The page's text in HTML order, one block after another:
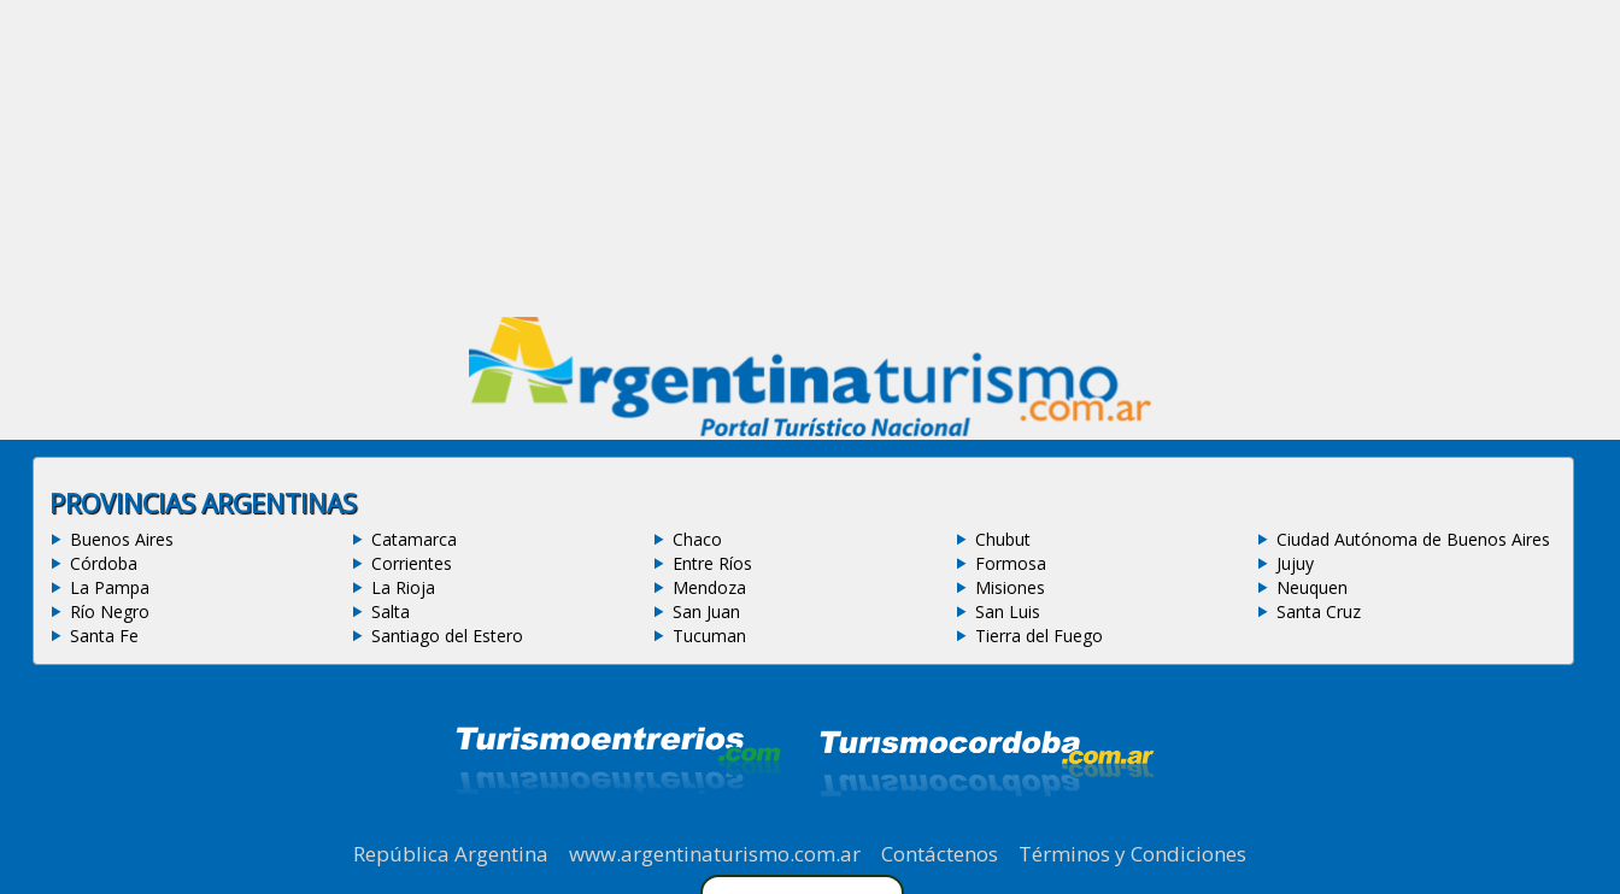
PROVINCIAS ARGENTINAS
Buenos Aires Catamarca Chaco Chubut
Ciudad Autónoma de Buenos Aires
Córdoba
Corrientes Entre Ríos Formosa
Jujuy
La Pampa
La Rioja Mendoza Misiones
Neuquen
Río Negro
Salta San Juan San Luis
Santa Cruz
Santa Fe
Santiago del Estero Tucuman Tierra del Fuego
República Argentina www.argentinaturismo.com.ar| Contáctenos Términos y Condiciones